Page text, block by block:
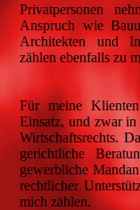
Privatpersonen
Anspruch wie
Architekten und
zählen ebenfalls zu
Für meine
Einsatz, und zwar
Wirtschaftsrechts.
gerichtliche
gewerbliche
rechtlicher
mich zählen.